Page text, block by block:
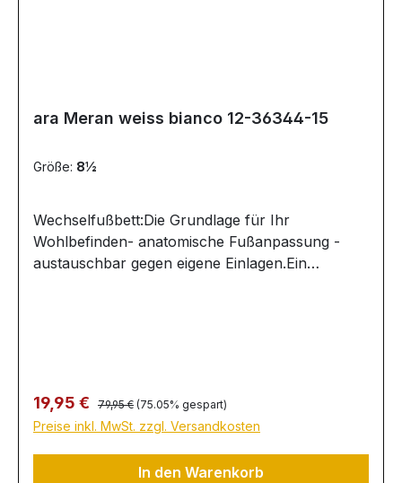
ara Meran weiss bianco 12-36344-15
Größe: 8½
Wechselfußbett:Die Grundlage für Ihr
Wohlbefinden- anatomische Fußanpassung -
austauschbar gegen eigene Einlagen.Ein
Schuhe mit Wechselfußbett sind außerdem die
optimale Lösung für alle, die eigene Einlagen
tragen müssen: einfach austauschen - fertig!
Verkaufspreis:
19,95 € Regulärer Preis:
79,95 € (75.05% gespart)
Preise inkl. MwSt. zzgl. Versandkosten
In den Warenkorb